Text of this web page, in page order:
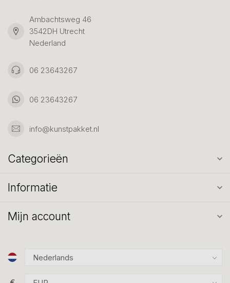
Ambachtsweg 46
3542DH Utrecht
Nederland
06 23643267
06 23643267
info@kunstpakket.nl
Categorieën
Informatie
Mijn account